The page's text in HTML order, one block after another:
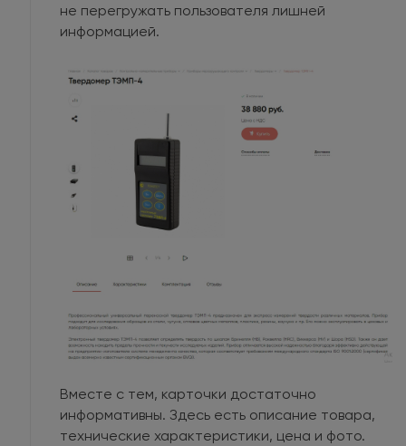
не перегружать пользователя лишней
информацией.
Вместе с тем, карточки достаточно
информативны. Здесь есть описание товара,
технические характеристики, цена и фото.